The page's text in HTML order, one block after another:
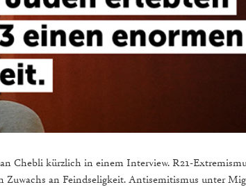
Chebli kürzlich in einem Interview. R21-
Zuwachs an Feindseligkeit. Antisemitismus unter